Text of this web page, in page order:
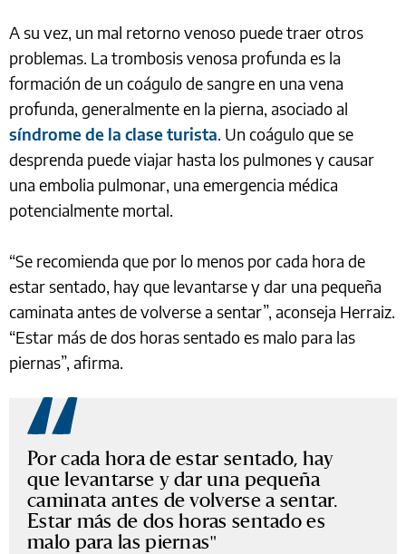
A su vez, un mal retorno venoso puede traer otros
problemas. La trombosis venosa profunda es la
formación de un coágulo de sangre en una vena
profunda, generalmente en la pierna, asociado al
síndrome de la clase turista. Un coágulo que se
desprenda puede viajar hasta los pulmones y causar
una embolia pulmonar, una emergencia médica
potencialmente mortal.
“Se recomienda que por lo menos por cada hora de
estar sentado, hay que levantarse y dar una pequeña
caminata antes de volverse a sentar”, aconseja Herraiz.
“Estar más de dos horas sentado es malo para las
piernas”, afirma.
Por cada hora de estar sentado, hay
que levantarse y dar una pequeña
caminata antes de volverse a sentar.
Estar más de dos horas sentado es
malo para las piernas